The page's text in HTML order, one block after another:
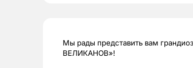
Мы рады представить вам
ВЕЛИКАНОВ»!